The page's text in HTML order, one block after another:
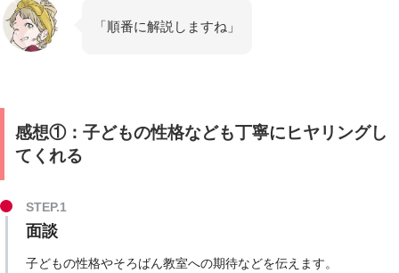
「順番に解説しますね」
感想①：子どもの性格なども丁寧にヒヤリングし
てくれる
面談
子どもの性格やそろばん教室への期待などを伝えます。